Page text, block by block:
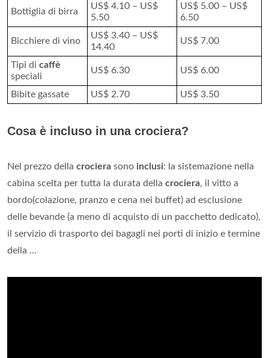
Bottiglia di birra
US$ 4.10 – US$
5.50
US$ 5.00 – US$
6.50
Bicchiere di vino
US$ 3.40 – US$
14.40
US$ 7.00
Tipi di caffè
speciali
US$ 6.30 US$ 6.00
Bibite gassate US$ 2.70 US$ 3.50
Cosa è incluso in una crociera?
Nel prezzo della crociera sono inclusi: la sistemazione nella
cabina scelta per tutta la durata della crociera, il vitto a
bordo(colazione, pranzo e cena nei buffet) ad esclusione
delle bevande (a meno di acquisto di un pacchetto dedicato),
il servizio di trasporto dei bagagli nei porti di inizio e termine
della ...